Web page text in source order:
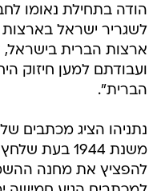
הודה בתחילת נאומו
לשגריר ישראל בארצות
ארצות הברית בישראל,
ועבודתם למען חיזוק
הברית".
נתניהו הציג מכתבים
משנת 1944
להפציץ את מחנה